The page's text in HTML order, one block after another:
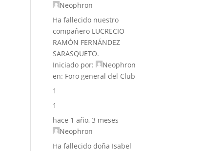
Neophron
Ha fallecido nuestro
compañero LUCRECIO
RAMÓN FERNÁNDEZ
SARASQUETO.
Iniciado por:
Neophron
en: Foro general del Club
1
1
hace 1 año, 3 meses
Neophron
Ha fallecido doña Isabel